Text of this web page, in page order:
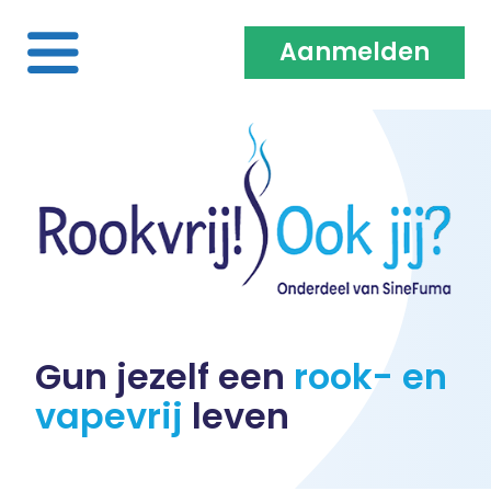
Home
Over ons
Medewerkers & Coaches
Heb je een klacht?
Aanmelden
Gun jezelf een rook- en
vapevrij leven